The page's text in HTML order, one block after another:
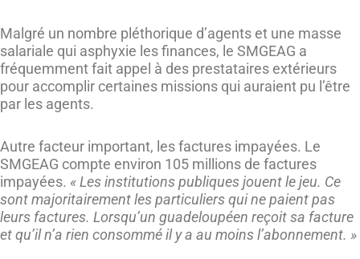
Malgré un nombre pléthorique d’agents et une masse
salariale qui asphyxie les finances, le SMGEAG a
fréquemment fait appel à des prestataires extérieurs
pour accomplir certaines missions qui auraient pu l’être
par les agents.
Autre facteur important, les factures impayées. Le
SMGEAG compte environ 105 millions de factures
impayées. « Les institutions publiques jouent le jeu. Ce
sont majoritairement les particuliers qui ne paient pas
leurs factures. Lorsqu’un guadeloupéen reçoit sa facture
et qu’il n’a rien consommé il y a au moins l’abonnement. »